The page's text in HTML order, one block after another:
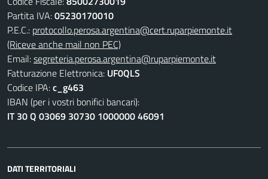
Partita IVA:05230170010
P.E.C.: protocollo.perosa.argentina@cert.ruparpiemonte.it
(Riceve anche mail non PEC)
Email:segreteria.perosa.argentina@ruparpiemonte.it
Fatturazione Elettronica: UF0QLS
Codice IPA:c_g463
IBAN (per i vostri bonifici bancari):
IT 30 Q 03069 30730 1000000 46091
DATI TERRITORIALI